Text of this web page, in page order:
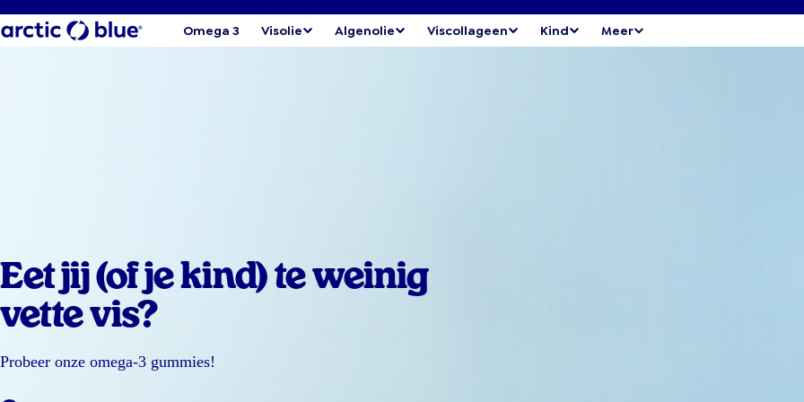
Omega 3 Visolie Algenolie Viscollageen Kind Meer
Eet jij (of je kind) te weinig
vette vis?
Probeer onze omega-3 gummies!